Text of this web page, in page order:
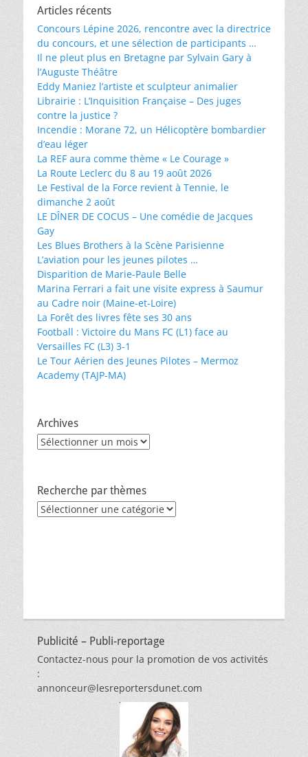
Articles récents
Concours Lépine 2026, rencontre avec la directrice
du concours, et une sélection de participants …
Il ne pleut plus en Bretagne par Sylvain Gary à
l’Auguste Théâtre
Eddy Maniez l’artiste et sculpteur animalier
Librairie : L’Inquisition Française – Des juges
contre la justice ?
Incendie : Morane 72, un Hélicoptère bombardier
d’eau léger
La REF aura comme thème « Le Courage »
La Route Leclerc du 8 au 19 août 2026
Le Festival de la Force revient à Tennie, le
dimanche 2 août
LE DÎNER DE COCUS – Une comédie de Jacques
Gay
Les Blues Brothers à la Scène Parisienne
L’aviation pour les jeunes pilotes …
Disparition de Marie-Paule Belle
Marina Ferrari a fait une visite express à Saumur
au Cadre noir (Maine-et-Loire)
La Forêt des livres fête ses 30 ans
Football : Victoire du Mans FC (L1) face au
Versailles FC (L3) 3-1
Le Tour Aérien des Jeunes Pilotes – Mermoz
Academy (TAJP-MA)
Archives
Archives
Recherche par thèmes
Recherche
Publicité – Publi-reportage
Contactez-nous pour la promotion de vos activités
:
annonceur@lesreportersdunet.com